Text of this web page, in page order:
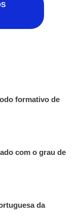
formativo de
com o grau de
da